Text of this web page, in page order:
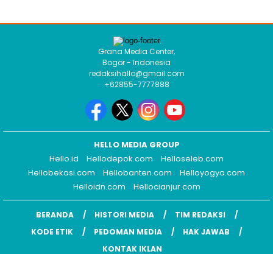
Graha Media Center,
Bogor - Indonesia
redaksihallo@gmail.com
+62855-7777888
HELLO MEDIA GROUP
Hello.id
Hellodepok.com
Helloseleb.com
Hellobekasi.com
Hellobanten.com
Helloyogya.com
Helloidn.com
Hellocianjur.com
BERANDA HISTORI MEDIA
TIM REDAKSI
KODE ETIK
PEDOMAN MEDIA
HAK JAWAB
KONTAK IKLAN